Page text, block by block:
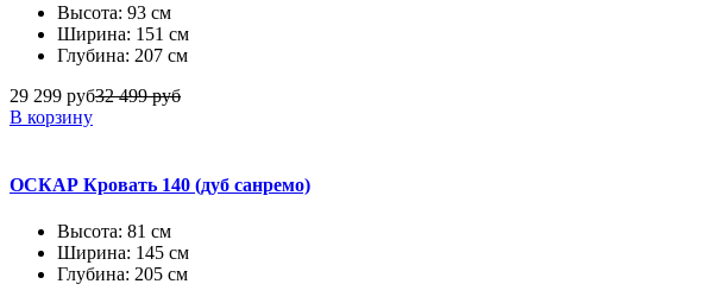
Высота: 93 см
Ширина: 151 см
Глубина: 207 см
29 299 руб32 499 руб
В корзину
ОСКАР Кровать 140 (дуб санремо)
Высота: 81 см
Ширина: 145 см
Глубина: 205 см